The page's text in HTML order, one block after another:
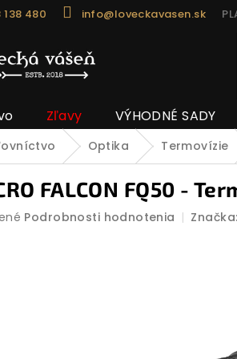
138 480 info@loveckavasen.sk
Zľavy VÝHODNÉ SADY
Optika Termovízie
FALCON FQ50 -
Podrobnosti hodnotenia Značka: